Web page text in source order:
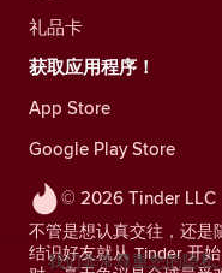
© 2026 Tinder LLC
不管是想认真交往，还是
结识好友就从 Tinder 开
礼品卡
获取应用程序！
App Store
Google Play Store
我们非常尊重您的隐